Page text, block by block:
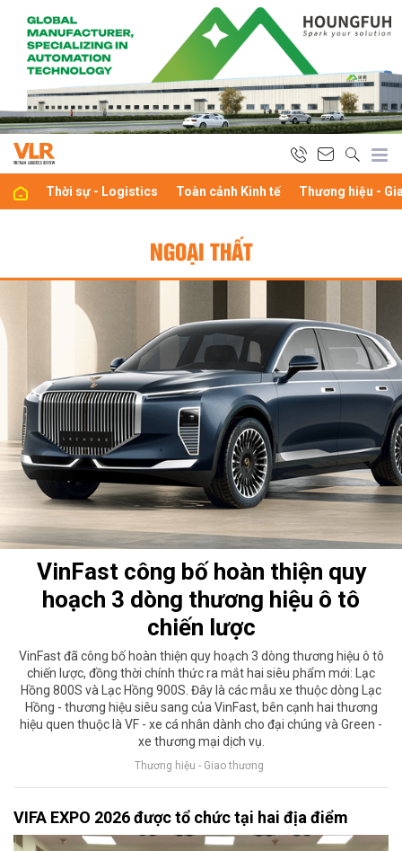
Thời sự - Logistics Toàn cảnh Kinh tế Thương hiệu -
NGOẠI THẤT
VinFast công bố hoàn thiện quy
hoạch 3 dòng thương hiệu ô tô
chiến lược
VinFast đã công bố hoàn thiện quy hoạch 3 dòng thương hiệu ô tô
chiến lược, đồng thời chính thức ra mắt hai siêu phẩm mới: Lạc
Hồng 800S và Lạc Hồng 900S. Đây là các mẫu xe thuộc dòng Lạc
Hồng - thương hiệu siêu sang của VinFast, bên cạnh hai thương
hiệu quen thuộc là VF - xe cá nhân dành cho đại chúng và Green -
xe thương mại dịch vụ.
Thương hiệu - Giao thương
VIFA EXPO 2026 được tổ chức tại hai địa điểm